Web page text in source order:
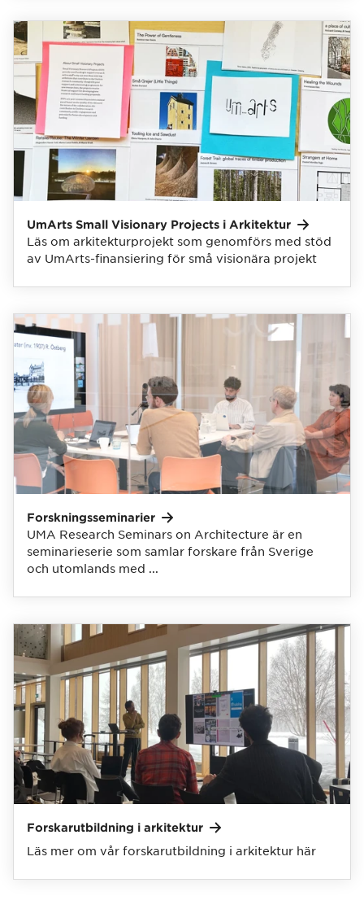
UmArts Small Visionary Projects i Arkitektur
Läs om arkitekturprojekt som genomförs med stöd
av UmArts-finansiering för små visionära projekt
Forskningsseminarier
UMA Research Seminars on Architecture är en
seminarieserie som samlar forskare från Sverige
och utomlands med ...
Forskarutbildning i arkitektur
Läs mer om vår forskarutbildning i arkitektur här